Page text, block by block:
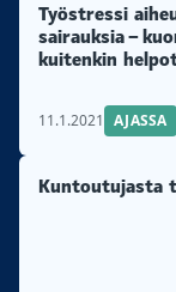
Työstressi
sairauksia –
kuitenkin
11.1.2021 AJASSA
Kuntoutujasta